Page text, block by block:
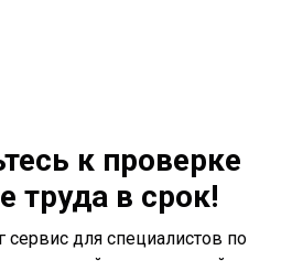
к проверке
труда в срок!
сервис для специалистов по